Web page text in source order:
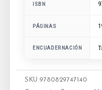
ISBN
PÁGINAS
ENCUADERNACIÓN
SKU 9780829747140